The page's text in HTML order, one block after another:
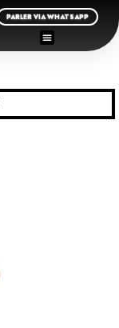
PARLER VIA WHATSAPP